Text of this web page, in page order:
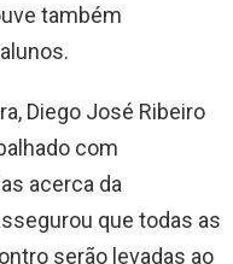
também
Diego José Ribeiro
com
acerca da
que todas as
serão levadas ao